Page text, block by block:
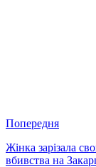
Попередня
Жінка зарізала
вбивства на